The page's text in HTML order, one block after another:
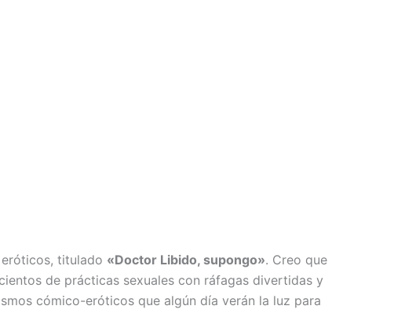
titulado «Doctor Libido, supongo». Creo que
de prácticas sexuales con ráfagas divertidas y
cómico-eróticos que algún día verán la luz para